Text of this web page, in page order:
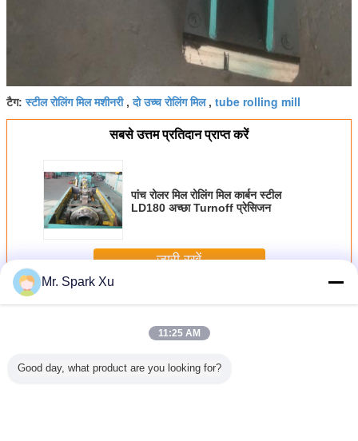
टैग:स्टील रोलिंग मिल मशीनरी,दो उच्च रोलिंग मिल, tube rolling mill
सबसे उत्तम प्रतिदान प्राप्त करें
पांच रोलर मिल रोलिंग मिल कार्बन स्टील
LD180 अच्छा Turnoff प्रेसिजन
जारी रखें
अधिकस्टील रोलिंग मिल
Mr. Spark Xu
11:25 AM
Good day, what product are you looking for?